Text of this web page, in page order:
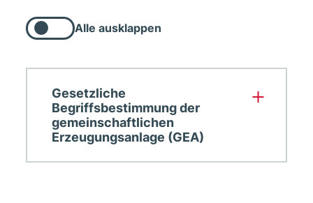
Alle ausklappen
Alle
Gesetzliche
Begriffsbestimmung der
gemeinschaftlichen
Erzeugungsanlage (GEA)